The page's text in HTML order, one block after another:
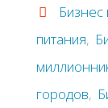
питания,
городов,